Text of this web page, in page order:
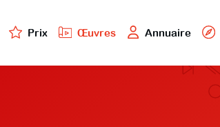
Prix Œuvres Annuaire